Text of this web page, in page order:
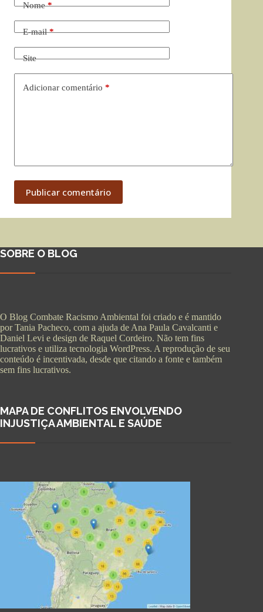
Nome*
E-mail*
Site
Adicionar comentário *
Publicar comentário
SOBRE O BLOG
O Blog Combate Racismo Ambiental foi criado e é mantido
por Tania Pacheco, com a ajuda de Ana Paula Cavalcanti e
Daniel Levi e design de Raquel Cordeiro. Não tem fins
lucrativos e utiliza tecnologia WordPress. A reprodução de seu
conteúdo é incentivada, desde que citando a fonte e também
sem fins lucrativos.
MAPA DE CONFLITOS ENVOLVENDO
INJUSTIÇA AMBIENTAL E SAÚDE